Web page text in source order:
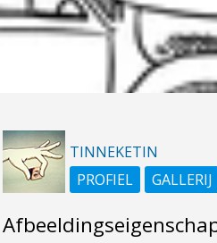
TINNEKETIN
PROFIEL
GALLERIJ